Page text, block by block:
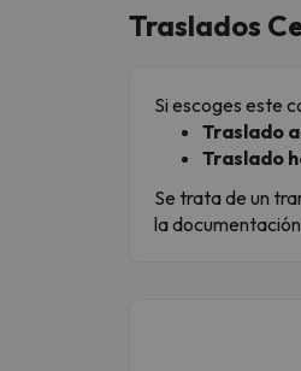
Traslados
Si escoges este
Traslado
Traslado
Se trata de un
la